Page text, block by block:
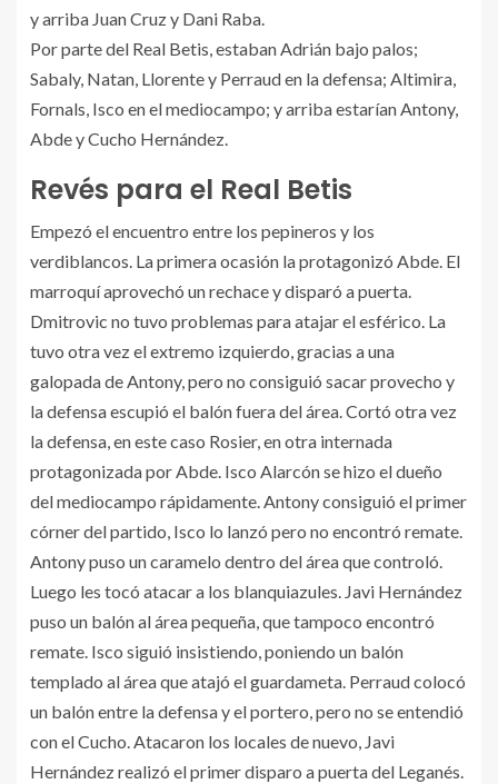
y arriba Juan Cruz y Dani Raba.
Por parte del Real Betis, estaban Adrián bajo palos;
Sabaly, Natan, Llorente y Perraud en la defensa; Altimira,
Fornals, Isco en el mediocampo; y arriba estarían Antony,
Abde y Cucho Hernández.
Revés para el Real Betis
Empezó el encuentro entre los pepineros y los
verdiblancos. La primera ocasión la protagonizó Abde. El
marroquí aprovechó un rechace y disparó a puerta.
Dmitrovic no tuvo problemas para atajar el esférico. La
tuvo otra vez el extremo izquierdo, gracias a una
galopada de Antony, pero no consiguió sacar provecho y
la defensa escupió el balón fuera del área. Cortó otra vez
la defensa, en este caso Rosier, en otra internada
protagonizada por Abde. Isco Alarcón se hizo el dueño
del mediocampo rápidamente. Antony consiguió el primer
córner del partido, Isco lo lanzó pero no encontró remate.
Antony puso un caramelo dentro del área que controló.
Luego les tocó atacar a los blanquiazules. Javi Hernández
puso un balón al área pequeña, que tampoco encontró
remate. Isco siguió insistiendo, poniendo un balón
templado al área que atajó el guardameta. Perraud colocó
un balón entre la defensa y el portero, pero no se entendió
con el Cucho. Atacaron los locales de nuevo, Javi
Hernández realizó el primer disparo a puerta del Leganés.